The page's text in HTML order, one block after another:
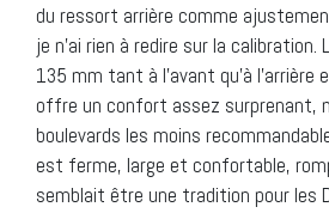
du ressort arrière comme
je n’ai rien à redire sur la
135 mm tant à l’avant qu’à
offre un confort assez surprenant,
boulevards les moins
est ferme, large et confortable,
semblait être une tradition pour les